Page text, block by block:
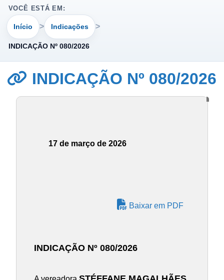
VOCÊ ESTÁ EM:
Início Indicações
INDICAÇÃO Nº 080/2026
INDICAÇÃO Nº 080/2026
17 de março de 2026
Baixar em PDF
INDICAÇÃO Nº 080/2026